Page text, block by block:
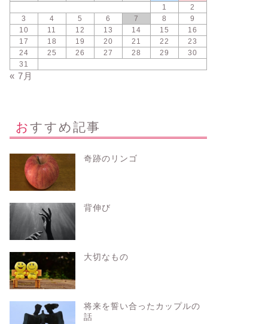
1
2
3
4 5 6 7 8
9
10
11 12 13 14 15
16
17
18 19 20 21 22
23
24
25 26 27 28 29
30
31
« 7月
おすすめ記事
奇跡のリンゴ
背伸び
大切なもの
将来を誓い合ったカップルの
話